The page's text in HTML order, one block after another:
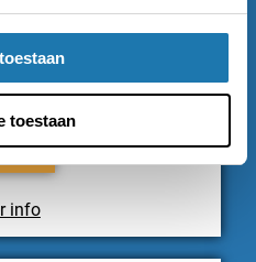
toestaan
in een pikdonker labyrint
info